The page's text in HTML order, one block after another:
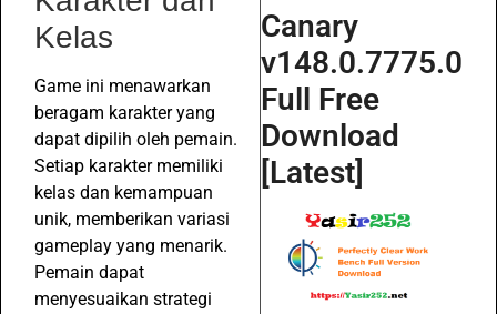
Kelas
Game ini menawarkan
beragam karakter yang
dapat dipilih oleh pemain.
Setiap karakter memiliki
kelas dan kemampuan
unik, memberikan variasi
gameplay yang menarik.
Pemain dapat
menyesuaikan strategi
Canary
v148.0.7775.0
Full Free
Download
[Latest]